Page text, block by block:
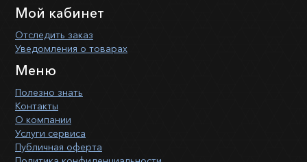
Мой кабинет
Отследить заказ
Уведомления о товарах
Меню
Полезно знать
Контакты
О компании
Услуги сервиса
Публичная оферта